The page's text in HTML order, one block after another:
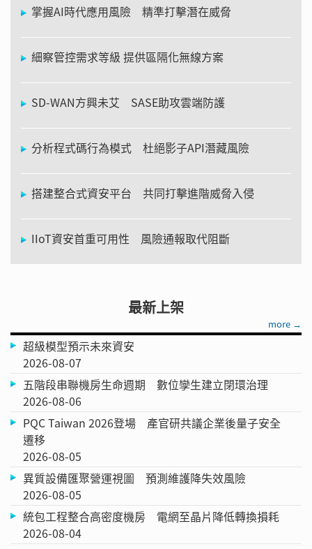
掌握AI時代應用風險 精準打擊潛在威脅
細察管控需求等級 提供區隔化無線方案
SD-WAN方興未艾 SASE助攻雲端防護
分析程式碼行為模式 杜絕影子API潛藏風險
搭建整合式資安平台 共同打擊進階威脅入侵
IIoT資安首重可用性 風險通報取代阻斷
最新上架
more →
超級模型預示未來資安
2026-08-07
五階段串聯機房生命週期 數位孿生建立閉環治理
2026-08-06
PQC Taiwan 2026登場 產官研共議企業後量子安全
遷移
2026-08-05
異質設備匯聚營運視圖 預測維護降失效風險
2026-08-05
統包工程整合高密度機房 電網至晶片降低轉換損耗
2026-08-04